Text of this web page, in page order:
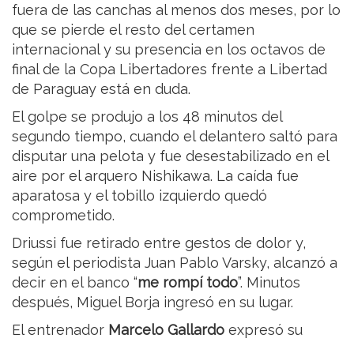
fuera de las canchas al menos dos meses, por lo
que se pierde el resto del certamen
internacional y su presencia en los octavos de
final de la Copa Libertadores frente a Libertad
de Paraguay está en duda.
El golpe se produjo a los 48 minutos del
segundo tiempo, cuando el delantero saltó para
disputar una pelota y fue desestabilizado en el
aire por el arquero Nishikawa. La caída fue
aparatosa y el tobillo izquierdo quedó
comprometido.
Driussi fue retirado entre gestos de dolor y,
según el periodista Juan Pablo Varsky, alcanzó a
decir en el banco “me rompí todo”. Minutos
después, Miguel Borja ingresó en su lugar.
El entrenador Marcelo Gallardo expresó su